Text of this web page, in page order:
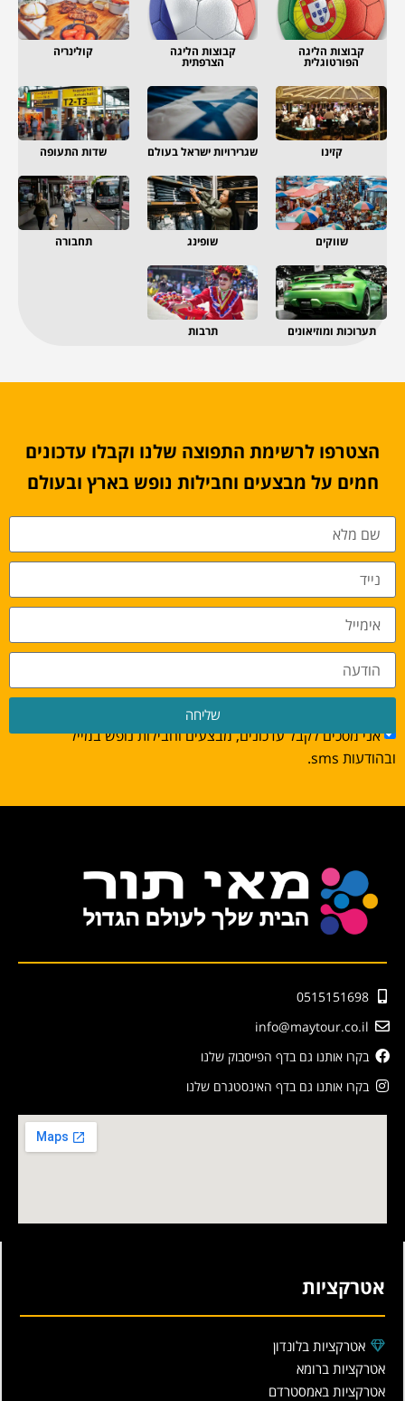
קבוצות הליגה
הפורטוגלית
קבוצות הליגה
הצרפתית
קולינריה
קזינו שגרירויות ישראל בעולם שדות התעופה
שווקים שופינג תחבורה
תערוכות ומוזיאונים תרבות
הצטרפו לרשימת התפוצה שלנו וקבלו עדכונים
חמים על מבצעים וחבילות נופש בארץ ובעולם
אני מסכים לקבל עדכונים, מבצעים וחבילות נופש במייל
ובהודעות sms.
שליחה
0515151698
info@maytour.co.il
בקרו אותנו גם בדף הפייסבוק שלנו
בקרו אותנו גם בדף האינסטגרם שלנו
אטרקציות
אטרקציות בלונדון
אטרקציות ברומא
אטרקציות באמסטרדם